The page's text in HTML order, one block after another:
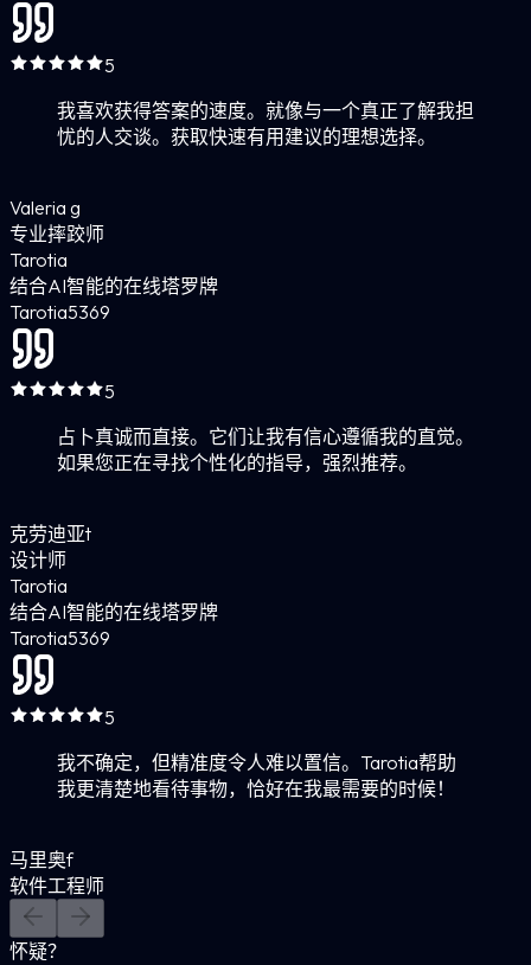
5
我喜欢获得答案的速度。就像与一个真正了解我担
忧的人交谈。获取快速有用建议的理想选择。
Valeria g
专业摔跤师
Tarotia
结合AI智能的在线塔罗牌
Tarotia5369
5
占卜真诚而直接。它们让我有信心遵循我的直觉。
如果您正在寻找个性化的指导，强烈推荐。
克劳迪亚t
设计师
Tarotia
结合AI智能的在线塔罗牌
Tarotia5369
5
我不确定，但精准度令人难以置信。Tarotia帮助
我更清楚地看待事物，恰好在我最需要的时候！
马里奥f
软件工程师
怀疑？